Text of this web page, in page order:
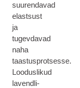
suurendavad
elastsust
ja
tugevdavad
naha
taastusprotsesse.
Looduslikud
lavendli-